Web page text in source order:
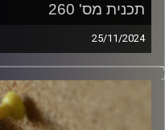
תכנית מס' 260
25/11/2024
קלאסיקות רוק עם אורן הוף
włodi